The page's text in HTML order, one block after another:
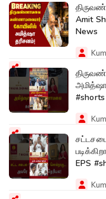
Amit
News
அமித்ஷா
#shorts
EPS